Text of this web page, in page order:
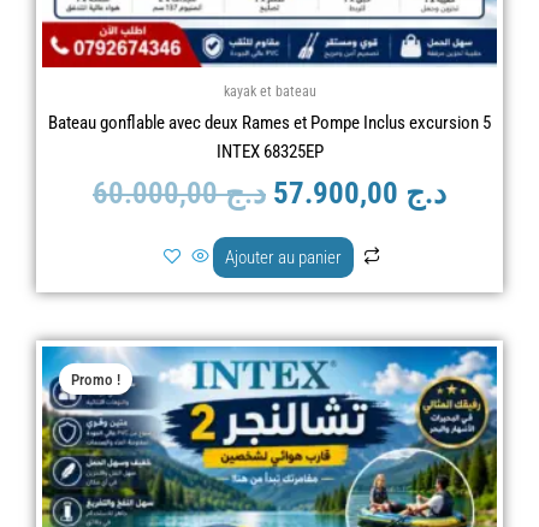
kayak et bateau
Bateau gonflable avec deux Rames et Pompe Inclus excursion 5
INTEX 68325EP
د.ج60.000,00 د.ج
Ajouter au panier
Promo !
Le
prix
initial
était :
د.ج 25.000,00.
Le
prix
actuel
est :